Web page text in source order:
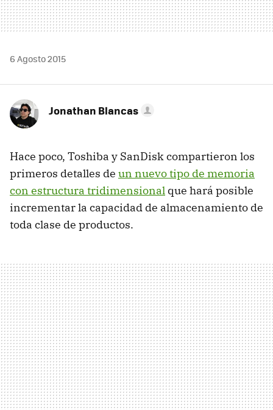
6 Agosto 2015
Jonathan Blancas
Hace poco, Toshiba y SanDisk compartieron los
primeros detalles de un nuevo tipo de memoria
con estructura tridimensional que hará posible
incrementar la capacidad de almacenamiento de
toda clase de productos.